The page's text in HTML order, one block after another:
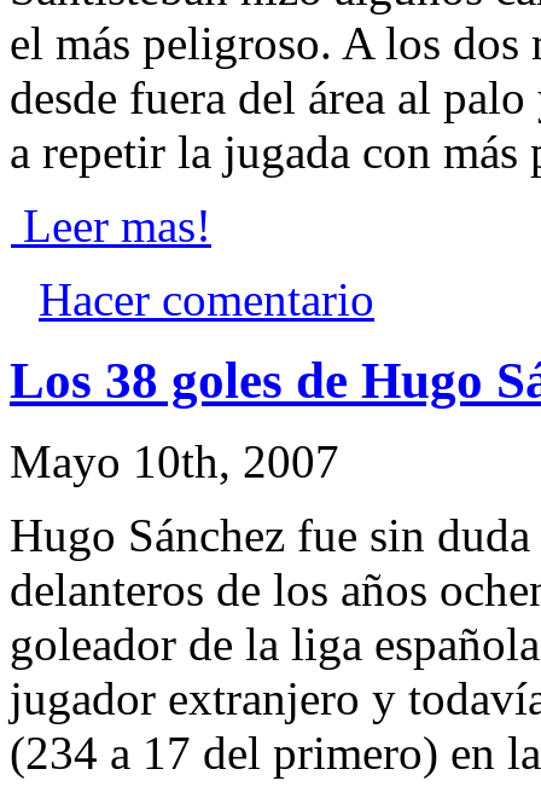
el más peligroso. A los
desde fuera del área al
a repetir la jugada con más
Leer mas!
Hacer comentario
Los 38 goles de Hugo
Mayo 10th, 2007
Hugo Sánchez fue sin
delanteros de los años
goleador de la liga
jugador extranjero y
(234 a 17 del primero) en